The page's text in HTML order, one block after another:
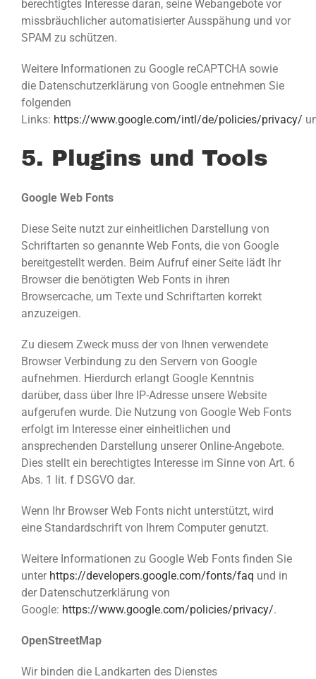
berechtigtes Interesse daran, seine Webangebote vor
missbräuchlicher automatisierter Ausspähung und vor
SPAM zu schützen.
Weitere Informationen zu Google reCAPTCHA sowie
die Datenschutzerklärung von Google entnehmen Sie
folgenden
Links: https://www.google.com/intl/de/policies/privacy/
5. Plugins und Tools
Google Web Fonts
Diese Seite nutzt zur einheitlichen Darstellung von
Schriftarten so genannte Web Fonts, die von Google
bereitgestellt werden. Beim Aufruf einer Seite lädt Ihr
Browser die benötigten Web Fonts in ihren
Browsercache, um Texte und Schriftarten korrekt
anzuzeigen.
Zu diesem Zweck muss der von Ihnen verwendete
Browser Verbindung zu den Servern von Google
aufnehmen. Hierdurch erlangt Google Kenntnis
darüber, dass über Ihre IP-Adresse unsere Website
aufgerufen wurde. Die Nutzung von Google Web Fonts
erfolgt im Interesse einer einheitlichen und
ansprechenden Darstellung unserer Online-Angebote.
Dies stellt ein berechtigtes Interesse im Sinne von Art. 6
Abs. 1 lit. f DSGVO dar.
Wenn Ihr Browser Web Fonts nicht unterstützt, wird
eine Standardschrift von Ihrem Computer genutzt.
Weitere Informationen zu Google Web Fonts finden Sie
unter https://developers.google.com/fonts/faq und in
der Datenschutzerklärung von
Google: https://www.google.com/policies/privacy/.
OpenStreetMap
Wir binden die Landkarten des Dienstes